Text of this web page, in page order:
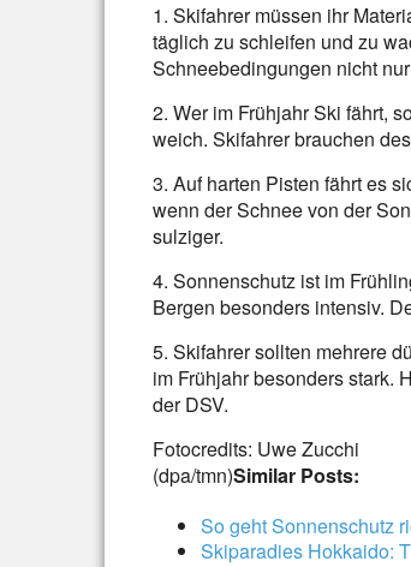
1. Skifahrer müssen ihr
täglich zu schleifen und zu
Schneebedingungen nicht
2. Wer im Frühjahr Ski fährt,
weich. Skifahrer brauchen
3. Auf harten Pisten fährt es
wenn der Schnee von der
sulziger.
4. Sonnenschutz ist im
Bergen besonders intensiv.
5. Skifahrer sollten mehrere
im Frühjahr besonders stark.
der DSV.
Fotocredits: Uwe Zucchi
(dpa/tmn)Similar Posts:
So geht Sonnenschutz
Skiparadies Hokkaido: